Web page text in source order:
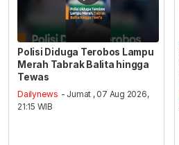
Polisi Diduga Terobos Lampu
Merah Tabrak Balita hingga
Tewas
Dailynews - Jumat , 07 Aug 2026,
21:15 WIB